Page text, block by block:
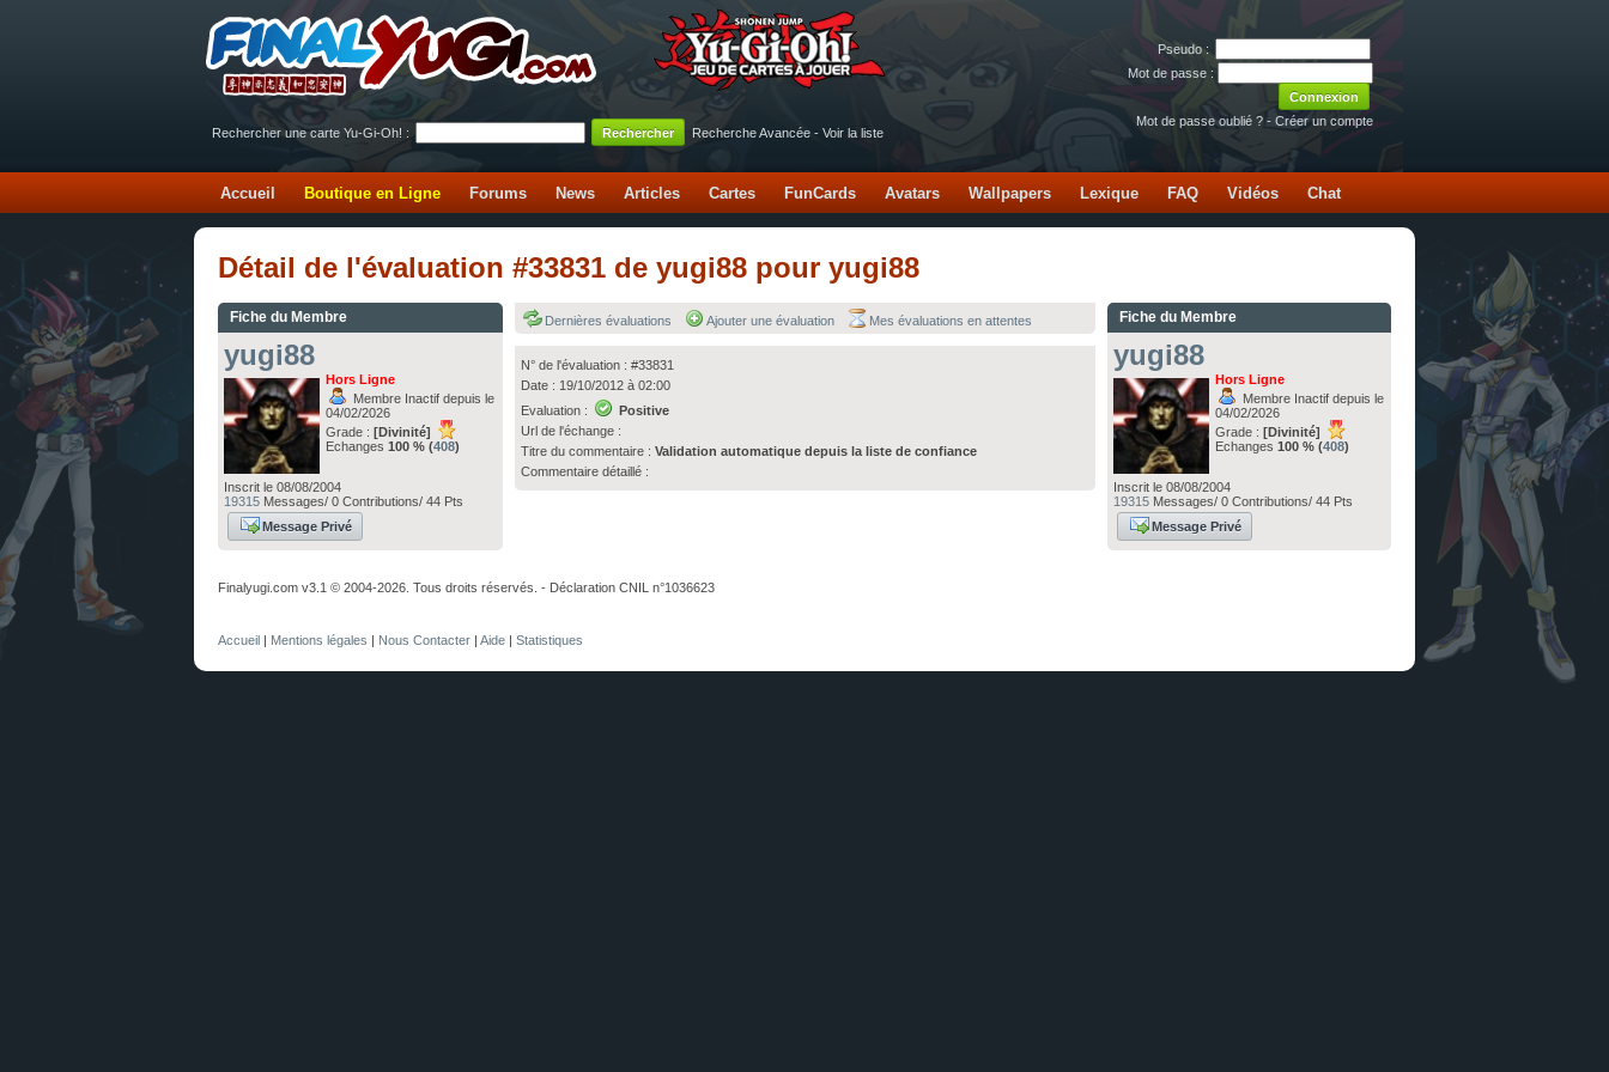
Pseudo :
Mot de passe :
Mot de passe oublié ? - Créer un compte
Rechercher une carte Yu-Gi-Oh! :
Recherche Avancée - Voir la liste
Accueil Boutique en Ligne Forums News Articles Cartes FunCards Avatars Wallpapers Lexique FAQ Vidéos Chat
Détail de l'évaluation #33831 de yugi88 pour yugi88
Fiche du Membre
yugi88
Hors Ligne
Membre Inactif depuis le
04/02/2026
Grade : [Divinité]
Echanges 100 % (408)
Inscrit le 08/08/2004
19315 Messages/ 0 Contributions/ 44 Pts
Message Privé
Dernières évaluations Ajouter une évaluation Mes évaluations en attentes
N° de l'évaluation : #33831
Date : 19/10/2012 à 02:00
Evaluation :
Positive
Url de l'échange :
Titre du commentaire : Validation automatique depuis la liste de confiance
Commentaire détaillé :
Fiche du Membre
yugi88
Hors Ligne
Membre Inactif depuis le
04/02/2026
Grade : [Divinité]
Echanges 100 % (408)
Inscrit le 08/08/2004
19315Messages/ 0 Contributions/ 44 Pts
Message Privé
Finalyugi.com v3.1 © 2004-2026. Tous droits réservés. - Déclaration CNIL n°1036623
Accueil | Mentions légales | Nous Contacter | Aide | Statistiques